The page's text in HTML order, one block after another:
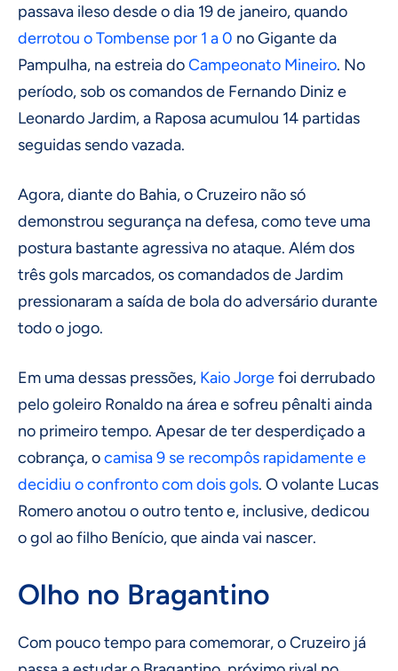
passava ileso desde o dia 19 de janeiro, quando
derrotou o Tombense por 1 a 0 no Gigante da
Pampulha, na estreia doCampeonato Mineiro. No
período, sob os comandos de Fernando Diniz e
Leonardo Jardim, a Raposa acumulou 14 partidas
seguidas sendo vazada.
Agora, diante do Bahia, o Cruzeiro não só
demonstrou segurança na defesa, como teve uma
postura bastante agressiva no ataque. Além dos
três gols marcados, os comandados de Jardim
pressionaram a saída de bola do adversário durante
todo o jogo.
Em uma dessas pressões, Kaio Jorgefoi derrubado
pelo goleiro Ronaldo na área e sofreu pênalti ainda
no primeiro tempo. Apesar de ter desperdiçado a
cobrança, ocamisa 9 se recompôs rapidamente e
decidiu o confronto com dois gols. O volante Lucas
Romero anotou o outro tento e, inclusive, dedicou
o gol ao filho Benício, que ainda vai nascer.
Olho no Bragantino
Com pouco tempo para comemorar, o Cruzeiro já